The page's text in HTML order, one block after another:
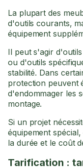
La plupart des
d'outils courants,
équipement
Il peut s'agir
ou d'outils
stabilité. Dans
protection peuvent
d'endommager les
montage.
Si un projet
équipement
la durée et le coût
Tarification :